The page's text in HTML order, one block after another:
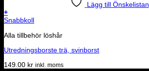
Lägg till Önskelistan
+
Snabbkoll
Alla tillbehör löshår
Utredningsborste trä, svinborst
149.00 kr inkl. moms